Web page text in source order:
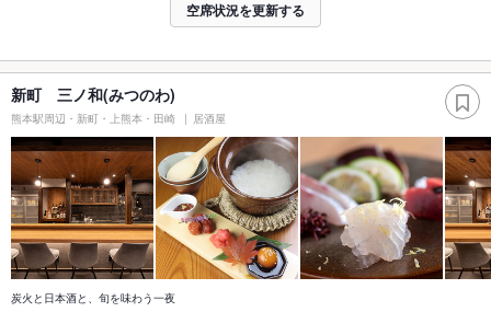
空席状況を更新する
新町 三ノ和(みつのわ)
熊本駅周辺・新町・上熊本・田崎 居酒屋
炭火と日本酒と、旬を味わう一夜